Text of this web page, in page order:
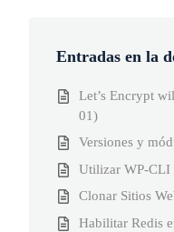
Entradas en la
Let’s Encrypt
01)
Versiones y
Utilizar WP-CLI
Clonar Sitios
Habilitar Redis